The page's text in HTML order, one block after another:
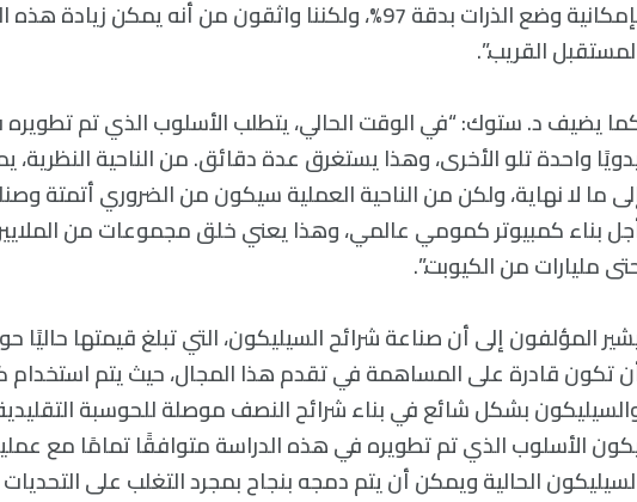
القريب.”.
يضيف د. ستوك: “في الوقت الحالي، يتطلب الأسلوب الذي تم
واحدة تلو الأخرى، وهذا يستغرق عدة دقائق. من الناحية النظرية،
ما لا نهاية، ولكن من الناحية العملية سيكون من الضروري أتمتة
بناء كمبيوتر كمومي عالمي، وهذا يعني خلق مجموعات من
مليارات من الكيوبت.”.
تكون قادرة على المساهمة في تقدم هذا المجال، حيث يتم استخدام
بشكل شائع في بناء شرائح النصف موصلة للحوسبة
الأسلوب الذي تم تطويره في هذه الدراسة متوافقًا تمامًا مع
الحالية ويمكن أن يتم دمجه بنجاح بمجرد التغلب على